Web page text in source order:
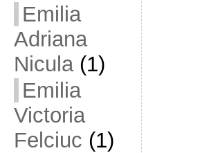
Emilia
Adriana
Nicula(1)
Emilia
Victoria
Felciuc (1)